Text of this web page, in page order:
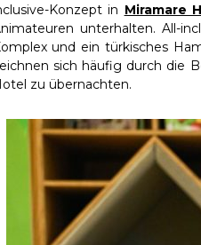
Konzept in Miramare
unterhalten. All-
und ein türkisches
sich häufig durch die
zu übernachten.